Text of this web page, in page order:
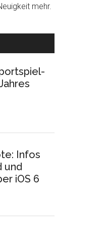
mehr.
Infos
und
iOS 6